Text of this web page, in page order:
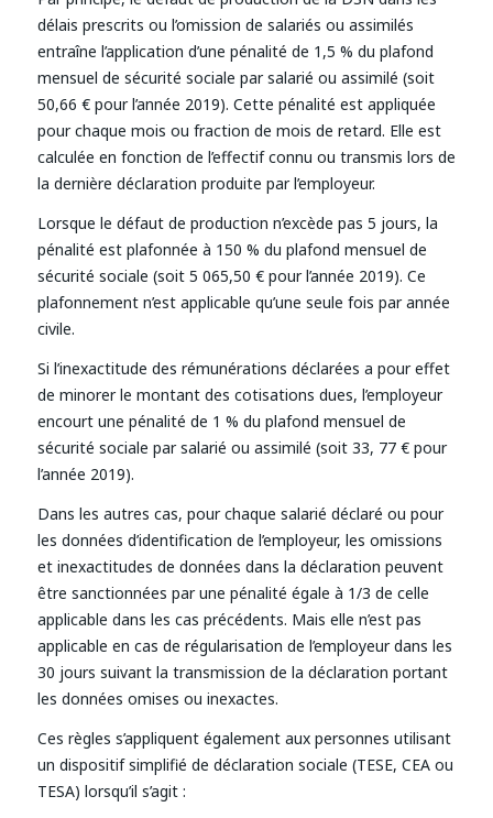
délais prescrits ou l’omission de salariés ou assimilés
entraîne l’application d’une pénalité de 1,5 % du plafond
mensuel de sécurité sociale par salarié ou assimilé (soit
50,66 € pour l’année 2019). Cette pénalité est appliquée
pour chaque mois ou fraction de mois de retard. Elle est
calculée en fonction de l’effectif connu ou transmis lors de
la dernière déclaration produite par l’employeur.
Lorsque le défaut de production n’excède pas 5 jours, la
pénalité est plafonnée à 150 % du plafond mensuel de
sécurité sociale (soit 5 065,50 € pour l’année 2019). Ce
plafonnement n’est applicable qu’une seule fois par année
civile.
Si l’inexactitude des rémunérations déclarées a pour effet
de minorer le montant des cotisations dues, l’employeur
encourt une pénalité de 1 % du plafond mensuel de
sécurité sociale par salarié ou assimilé (soit 33, 77 € pour
l’année 2019).
Dans les autres cas, pour chaque salarié déclaré ou pour
les données d’identification de l’employeur, les omissions
et inexactitudes de données dans la déclaration peuvent
être sanctionnées par une pénalité égale à 1/3 de celle
applicable dans les cas précédents. Mais elle n’est pas
applicable en cas de régularisation de l’employeur dans les
30 jours suivant la transmission de la déclaration portant
les données omises ou inexactes.
Ces règles s’appliquent également aux personnes utilisant
un dispositif simplifié de déclaration sociale (TESE, CEA ou
TESA) lorsqu’il s’agit :